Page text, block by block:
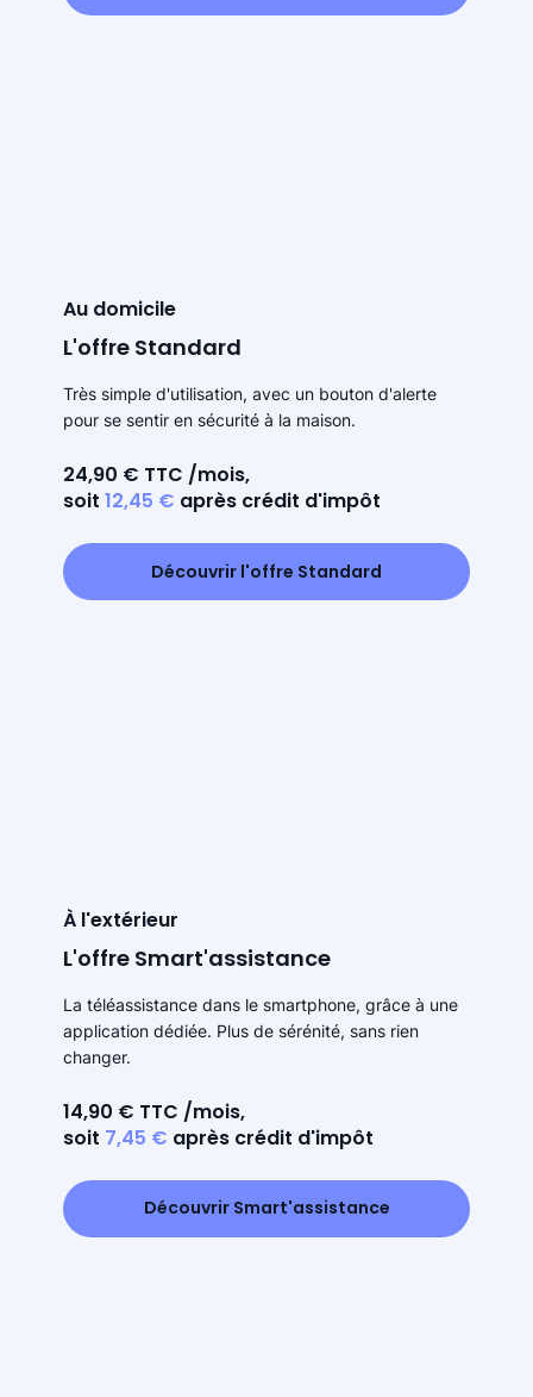
Au domicile
L'offre Standard
Très simple d'utilisation, avec un bouton d'alerte
pour se sentir en sécurité à la maison.
24,90 € TTC /mois,
soit 12,45 € après crédit d'impôt
Découvrir l'offre Standard
À l'extérieur
L'offre Smart'assistance
La téléassistance dans le smartphone, grâce à une
application dédiée. Plus de sérénité, sans rien
changer.
14,90 € TTC /mois,
soit 7,45 € après crédit d'impôt
Découvrir Smart'assistance